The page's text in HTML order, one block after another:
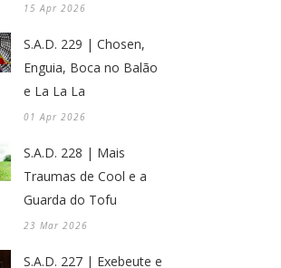
15 Apr 2026
S.A.D. 229 | Chosen,
Enguia, Boca no Balão
e La La La
01 Apr 2026
S.A.D. 228 | Mais
Traumas de Cool e a
Guarda do Tofu
23 Mar 2026
S.A.D. 227 | Exebeute e